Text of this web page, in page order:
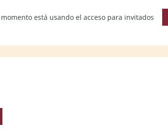
momento está usando el acceso para invitados